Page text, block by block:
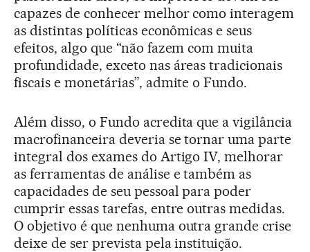
capazes de conhecer melhor como interagem
as distintas políticas econômicas e seus
efeitos, algo que “não fazem com muita
profundidade, exceto nas áreas tradicionais
fiscais e monetárias”, admite o Fundo.
Além disso, o Fundo acredita que a vigilância
macrofinanceira deveria se tornar uma parte
integral dos exames do Artigo IV, melhorar
as ferramentas de análise e também as
capacidades de seu pessoal para poder
cumprir essas tarefas, entre outras medidas.
O objetivo é que nenhuma outra grande crise
deixe de ser prevista pela instituição.